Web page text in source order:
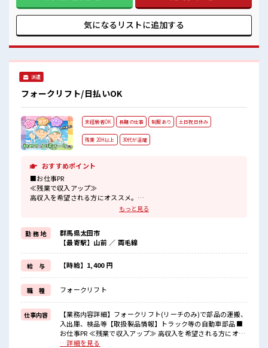
に相談できる、 派遣のお仕事です！ ■職場の雰囲気 女性が多
い職場ですが男女は問いません！ 応募お待ちしております！
髪型にこだわりのあるアナタは必見！ 髪型自由な職場！ 休憩
気になるリストに追加する
派遣
フォークリフト/日払いOK
未経験者OK 長期の仕事 制服あり 土日祝日休み
残業 20H以上 30代が活躍
おすすめポイント
■お仕事PR
≪残業で収入アップ≫
高収入を希望される方にオススメ。
残業は月20時間以上あります♪
家族や友人と一緒にプライベート満喫！
≪機能的な制服アリ≫
制服があるので、
毎日の服装の悩み解消♪
≪未経験でも活躍できる≫
新しいことにチャレンジするのは不安だけど、
しっかり働く環境が整っています！
イチからスキルUP・ステップUP目指していきましょう！
≪自分に向いている仕事が探せる≫
困った事などがあれば、
担当がしっかりサポートします！
■職場の雰囲気
もっと見る
勤 務 地
群馬県太田市
【最寄駅】山前 ／ 両毛線
給 与 【時給】1,400 円
職 種 フォークリフト
仕事内容
【業務内容詳細】フォークリフト(リーチのみ)で部品の運搬、
入出庫、検品等【取扱製品情報】トラック等の自動車部品 ■
お仕事PR ≪残業で収入アップ≫ 高収入を希望される方にオス
スメ。 残業は月20時間以上あります♪ ≪土日祝休のお仕事≫
…詳細を見る